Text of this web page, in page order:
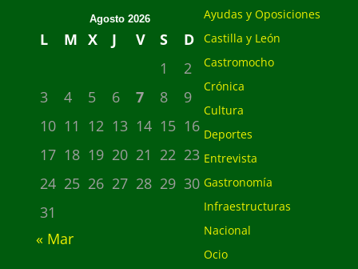
Agosto 2026
L M X J V S
D
1
2
3
4 5 6 7 8
9
10 11 12 13 14 15 16
17 18 19 20 21 22 23
24 25 26 27 28 29 30
31
« Mar
Ayudas y Oposiciones
Castilla y León
Castromocho
Crónica
Cultura
Deportes
Entrevista
Gastronomía
Infraestructuras
Nacional
Ocio